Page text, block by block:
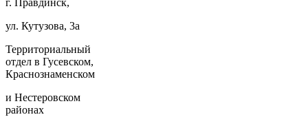
г. Правдинск,
ул. Кутузова, 3а
Территориальный
отдел в Гусевском,
Краснознаменском
и Нестеровском
районах